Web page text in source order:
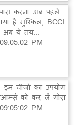
करना अब पहले
है मुश्किल, BCCI
अब ये तय...
PM
इन चीजों का उपयोग
को कर लें गोरा
PM